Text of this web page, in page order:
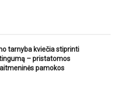
tarnyba kviečia stiprinti
– pristatomos
pamokos